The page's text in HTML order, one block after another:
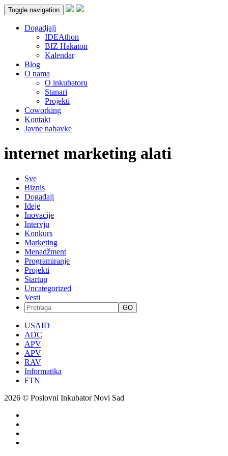
Toggle navigation
Dogadjaji
IDEAthon
BIZ Hakaton
Kalendar
Blog
O nama
O inkubatoru
Stanari
Projekti
Coworking
Kontakt
Javne nabavke
internet marketing alati
Sve
Biznis
Događaji
Ideje
Inovacije
Intervju
Konkurs
Marketing
Menadžment
Programiranje
Projekti
Startup
Uncategorized
Vesti
GO
USAID
ADC
APV
APV
RAV
Informatika
FTN
2026 © Poslovni Inkubator Novi Sad